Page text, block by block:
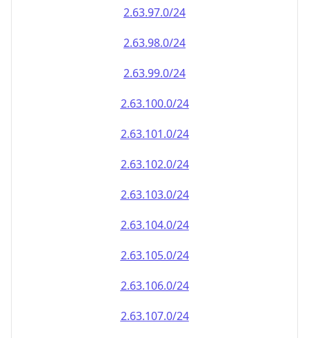
2.63.97.0/24
2.63.98.0/24
2.63.99.0/24
2.63.100.0/24
2.63.101.0/24
2.63.102.0/24
2.63.103.0/24
2.63.104.0/24
2.63.105.0/24
2.63.106.0/24
2.63.107.0/24